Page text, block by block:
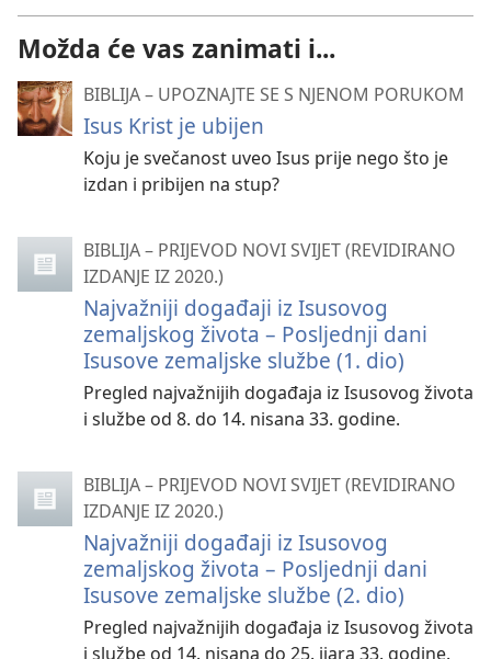
Možda će vas zanimati i...
BIBLIJA – UPOZNAJTE SE S NJENOM PORUKOM
Isus Krist je ubijen
Koju je svečanost uveo Isus prije nego što je
izdan i pribijen na stup?
BIBLIJA – PRIJEVOD NOVI SVIJET (REVIDIRANO
IZDANJE IZ 2020.)
Najvažniji događaji iz Isusovog
zemaljskog života – Posljednji dani
Isusove zemaljske službe (1. dio)
Pregled najvažnijih događaja iz Isusovog života
i službe od 8. do 14. nisana 33. godine.
BIBLIJA – PRIJEVOD NOVI SVIJET (REVIDIRANO
IZDANJE IZ 2020.)
Najvažniji događaji iz Isusovog
zemaljskog života – Posljednji dani
Isusove zemaljske službe (2. dio)
Pregled najvažnijih događaja iz Isusovog života
i službe od 14. nisana do 25. ijara 33. godine.